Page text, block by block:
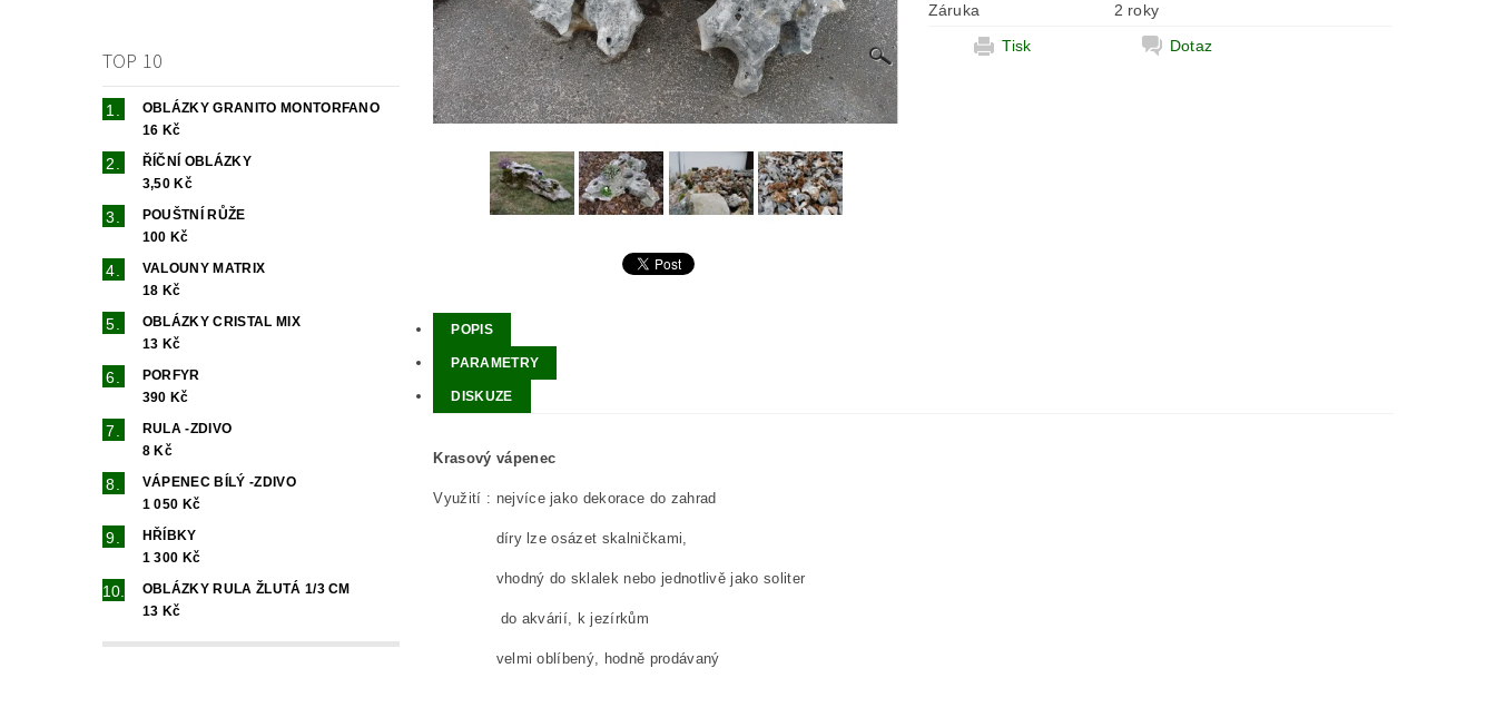
TOP 10
OBLÁZKY GRANITO MONTORFANO
16 Kč
ŘÍČNÍ OBLÁZKY
3,50 Kč
POUŠTNÍ RŮŽE
100 Kč
VALOUNY MATRIX
18 Kč
OBLÁZKY CRISTAL MIX
13 Kč
PORFYR
390 Kč
RULA -ZDIVO
8 Kč
VÁPENEC BÍLÝ -ZDIVO
1 050 Kč
HŘÍBKY
1 300 Kč
OBLÁZKY RULA ŽLUTÁ 1/3 CM
13 Kč
Záruka
2 roky
Tisk
Dotaz
POPIS
PARAMETRY
DISKUZE
Krasový vápenec
Využití : nejvíce jako dekorace do zahrad
díry lze osázet skalničkami,
vhodný do sklalek nebo jednotlivě jako soliter
do akvárií, k jezírkům
velmi oblíbený, hodně prodávaný